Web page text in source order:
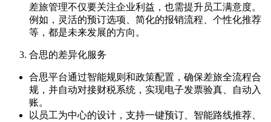
差旅管理不仅要关注企业利益，也需提升员工满意度。
例如，灵活的预订选项、简化的报销流程、个性化推荐
等，都是未来发展的方向。
合思的差异化服务
合思平台通过智能规则和政策配置，确保差旅全流程合
规，并自动对接财税系统，实现电子发票验真、自动入
账。
以员工为中心的设计，支持一键预订、智能路线推荐、